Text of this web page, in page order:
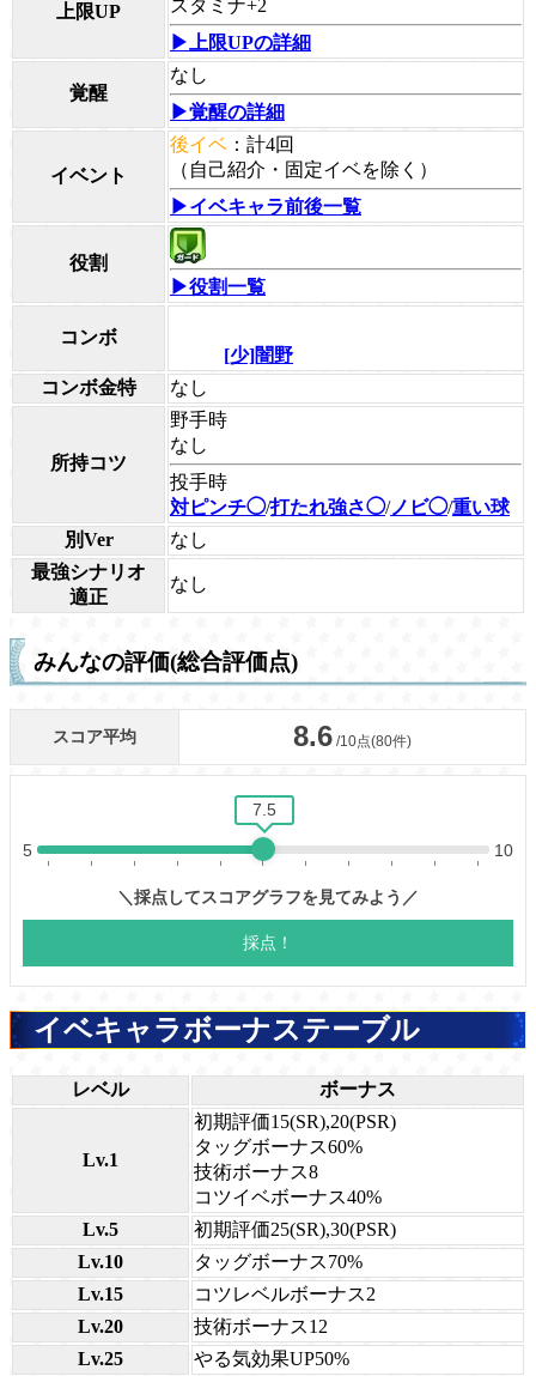
上限UP
スタミナ+2
▶上限UPの詳細
覚醒
なし
▶覚醒の詳細
イベント
後イベ ：計4回
（自己紹介・固定イベを除く）
▶イベキャラ前後一覧
役割
▶役割一覧
コンボ
[少]闇野
コンボ金特
なし
所持コツ
野手時
なし
投手時
対ピンチ◯/打たれ強さ◯/ノビ◯/重い球
別Ver
なし
最強シナリオ
適正
なし
みんなの評価(総合評価点)
イベキャラボーナステーブル
レベル ボーナス
Lv.1
初期評価15(SR),20(PSR)
タッグボーナス60%
技術ボーナス8
コツイベボーナス40%
Lv.5
初期評価25(SR),30(PSR)
Lv.10
タッグボーナス70%
Lv.15
コツレベルボーナス2
Lv.20
技術ボーナス12
Lv.25
やる気効果UP50%